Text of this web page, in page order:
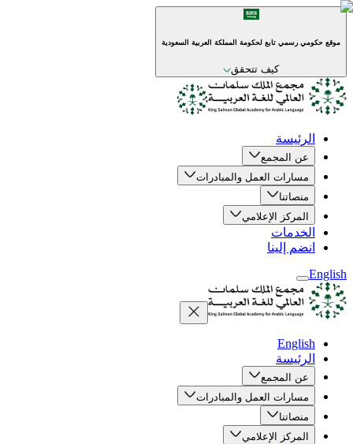
موقع حكومي رسمي تابع لحكومة المملكة العربية السعودية
كيف تتحقق
الرئيسة
عن المجمع
مسارات العمل والمبادرات
منصاتنا
المركز الإعلامي
الخدمات
انضم إلينا
English
English
الرئيسة
عن المجمع
مسارات العمل والمبادرات
منصاتنا
المركز الإعلامي